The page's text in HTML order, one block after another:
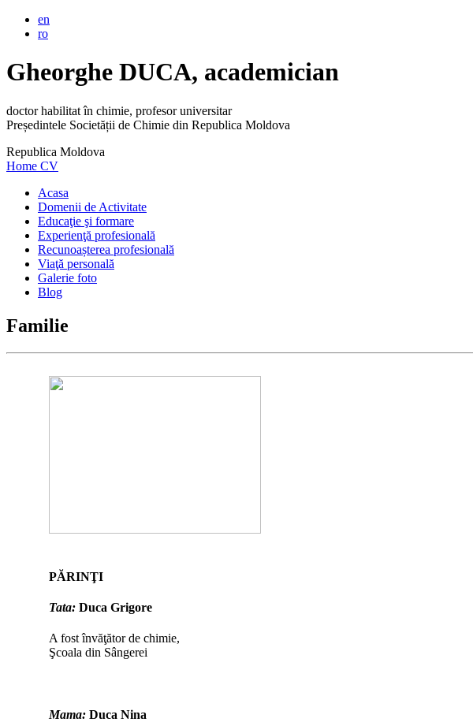
en
ro
Gheorghe DUCA, academician
doctor habilitat în chimie, profesor universitar
Președintele Societății de Chimie din Republica Moldova
Republica Moldova
Home CV
Acasa
Domenii de Activitate
Educaţie şi formare
Experienţă profesională
Recunoașterea profesională
Viaţă personală
Galerie foto
Blog
Familie
PĂRINŢI
Tata: Duca Grigore
A fost învăţător de chimie,
Şcoala din Sângerei
Mama: Duca Nina